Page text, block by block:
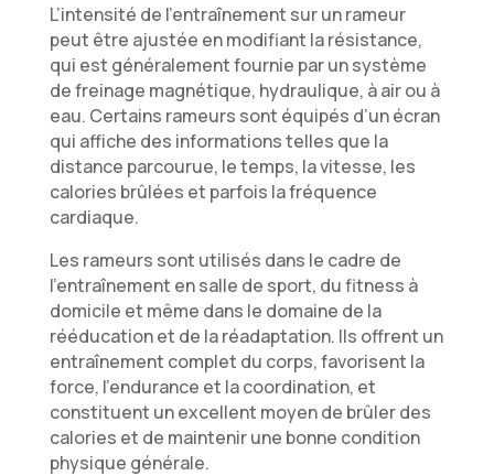
L’intensité de l’entraînement sur un rameur
peut être ajustée en modifiant la résistance,
qui est généralement fournie par un système
de freinage magnétique, hydraulique, à air ou à
eau. Certains rameurs sont équipés d’un écran
qui affiche des informations telles que la
distance parcourue, le temps, la vitesse, les
calories brûlées et parfois la fréquence
cardiaque.
Les rameurs sont utilisés dans le cadre de
l’entraînement en salle de sport, du fitness à
domicile et même dans le domaine de la
rééducation et de la réadaptation. Ils offrent un
entraînement complet du corps, favorisent la
force, l’endurance et la coordination, et
constituent un excellent moyen de brûler des
calories et de maintenir une bonne condition
physique générale.